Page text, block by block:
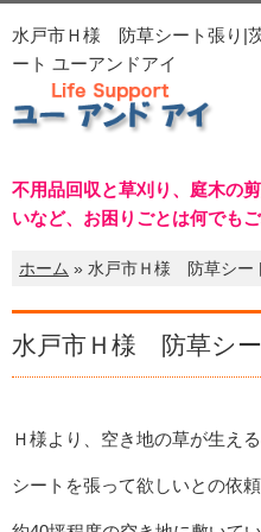
水戸市Ｈ様 防草シート張り|
ート ユーアンドアイ
不用品回収と草刈り、庭木の
いなど、お困りごとは何でもご
ホーム » 水戸市Ｈ様 防草シー
水戸市Ｈ様 防草シ
Ｈ様より、空き地の草が生え
シートを張って欲しいとの依